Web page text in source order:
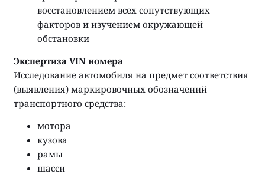
восстановлением всех сопутствующих
факторов и изучением окружающей
обстановки
Экспертиза VIN номера
Исследование автомобиля на предмет соответствия
(выявления) маркировочных обозначений
транспортного средства:
мотора
кузова
рамы
шасси